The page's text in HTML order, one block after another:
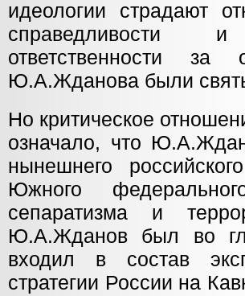
идеологии страдают
справедливости
ответственности
Ю.А.Жданова были
Но критическое
означало, что
нынешнего
Южного
сепаратизма и
Ю.А.Жданов был во
входил в состав
стратегии России на